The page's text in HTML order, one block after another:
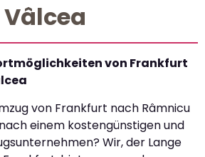
von Frankfurt
von Frankfurt nach Râmnicu
einem kostengünstigen und
Wir, der Lange